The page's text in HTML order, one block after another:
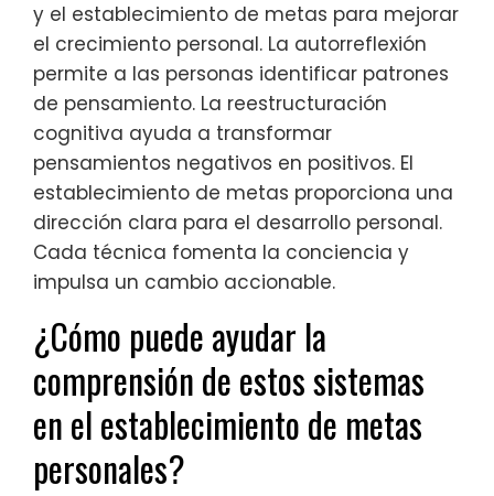
y el establecimiento de metas para mejorar
el crecimiento personal. La autorreflexión
permite a las personas identificar patrones
de pensamiento. La reestructuración
cognitiva ayuda a transformar
pensamientos negativos en positivos. El
establecimiento de metas proporciona una
dirección clara para el desarrollo personal.
Cada técnica fomenta la conciencia y
impulsa un cambio accionable.
¿Cómo puede ayudar la
comprensión de estos sistemas
en el establecimiento de metas
personales?